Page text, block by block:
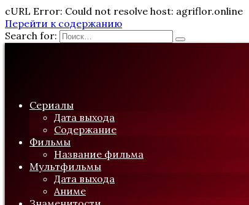
cURL Error: Could not resolve host: agriflor.online
Перейти к содержанию
Search for:
Сериалы
Дата выхода
Содержание
Фильмы
Название фильма
Мультфильмы
Дата выхода
Аниме